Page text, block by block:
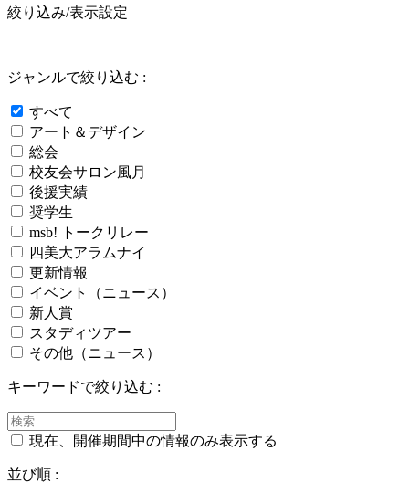
絞り込み/表示設定
ジャンルで絞り込む :
すべて
アート＆デザイン
総会
校友会サロン風月
後援実績
奨学生
msb! トークリレー
四美大アラムナイ
更新情報
イベント（ニュース）
新人賞
スタディツアー
その他（ニュース）
キーワードで絞り込む :
現在、開催期間中の情報のみ表示する
並び順 :